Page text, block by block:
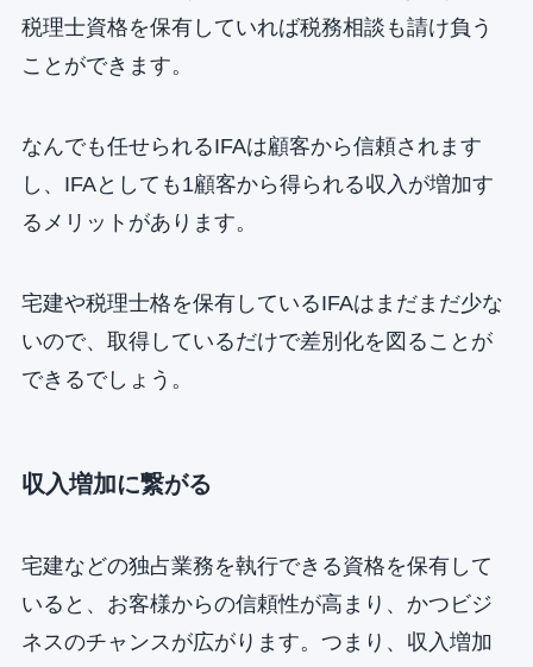
税理士資格を保有していれば税務相談も請け負う
ことができます。
なんでも任せられるIFAは顧客から信頼されます
し、IFAとしても1顧客から得られる収入が増加す
るメリットがあります。
宅建や税理士格を保有しているIFAはまだまだ少な
いので、取得しているだけで差別化を図ることが
できるでしょう。
収入増加に繋がる
宅建などの独占業務を執行できる資格を保有して
いると、お客様からの信頼性が高まり、かつビジ
ネスのチャンスが広がります。つまり、収入増加